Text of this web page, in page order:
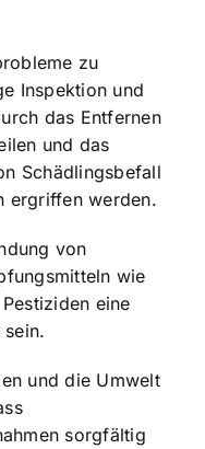
zu
Inspektion und
das Entfernen
und das
Schädlingsbefall
ergriffen werden.
von
wie
eine
und die Umwelt
sorgfältig